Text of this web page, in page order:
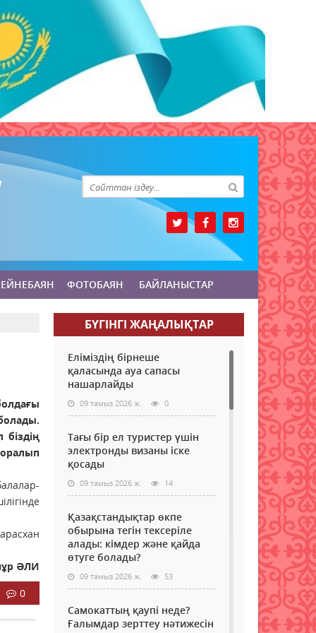
ФОТОБАЯН БАЙЛАНЫСТАР
ӘЛИ
0
БҮГІНГI ЖАҢАЛЫҚТАР
Еліміздің бірнеше
қаласында ауа сапасы
нашарлайды
09 тамыз 2026 ж. 0
Тағы бір ел туристер үшін
электронды визаны іске
қосады
09 тамыз 2026 ж. 14
Қазақстандықтар өкпе
обырына тегін тексеріле
алады: кімдер және қайда
өтуге болады?
09 тамыз 2026 ж. 53
Самокаттың қаупі неде?
Ғалымдар зерттеу нәтижесін